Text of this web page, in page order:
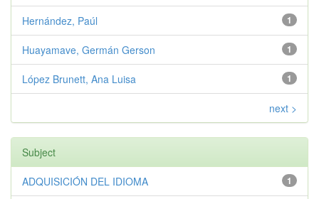
1
Hernández, Paúl
1
Huayamave, Germán Gerson
1
López Brunett, Ana Luisa
next >
Subject
1
ADQUISICIÓN DEL IDIOMA